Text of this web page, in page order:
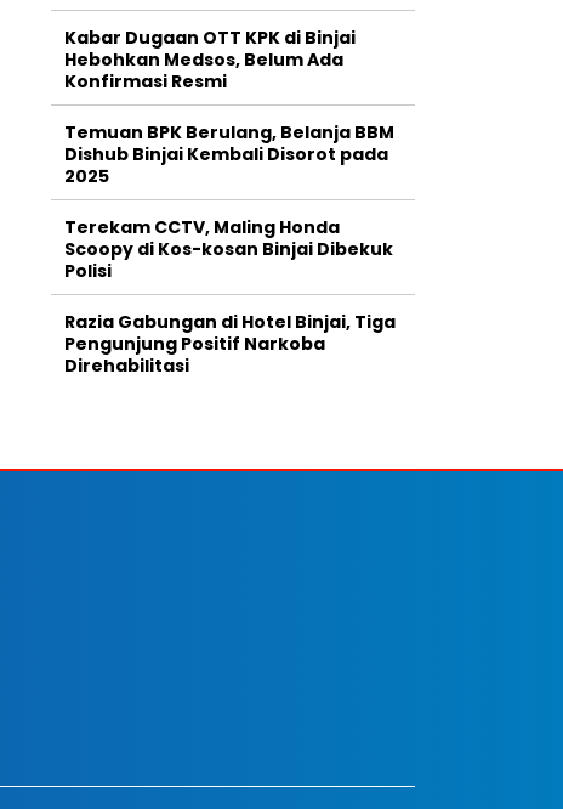
Kabar Dugaan OTT KPK di Binjai
Hebohkan Medsos, Belum Ada
Konfirmasi Resmi
Temuan BPK Berulang, Belanja BBM
Dishub Binjai Kembali Disorot pada
2025
Terekam CCTV, Maling Honda
Scoopy di Kos-kosan Binjai Dibekuk
Polisi
Razia Gabungan di Hotel Binjai, Tiga
Pengunjung Positif Narkoba
Direhabilitasi